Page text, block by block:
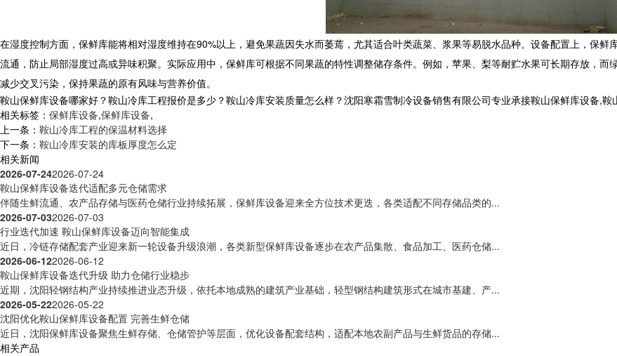
在湿度控制方面，保鲜库能将相对湿度维持在90%以上，避免果蔬因失水而萎蔫，尤其适合叶类蔬菜、浆果等易脱水品种。设备配置上，保
流通，防止局部湿度过高或异味积聚。实际应用中，保鲜库可根据不同果蔬的特性调整储存条件。例如，苹果、梨等耐贮水果可长期存放，而
减少交叉污染，保持果蔬的原有风味与营养价值。
鞍山保鲜库设备哪家好？鞍山冷库工程报价是多少？鞍山冷库安装质量怎么样？沈阳寒霜雪制冷设备销售有限公司专业承接鞍山保鲜库设备,
相关标签： 保鲜库设备,保鲜库设备,
上一条： 鞍山冷库工程的保温材料选择
下一条： 鞍山冷库安装的库板厚度怎么定
相关新闻
2026-07-242026-07-24
鞍山保鲜库设备迭代适配多元仓储需求
伴随生鲜流通、农产品存储与医药仓储行业持续拓展，保鲜库设备迎来全方位技术更迭，各类适配不同存储品类的...
2026-07-032026-07-03
行业迭代加速 鞍山保鲜库设备迈向智能集成
近日，冷链存储配套产业迎来新一轮设备升级浪潮，各类新型保鲜库设备逐步在农产品集散、食品加工、医药仓储...
2026-06-122026-06-12
鞍山保鲜库设备迭代升级 助力仓储行业稳步
近期，沈阳轻钢结构产业持续推进业态升级，依托本地成熟的建筑产业基础，轻型钢结构建筑形式在城市基建、产...
2026-05-222026-05-22
沈阳优化鞍山保鲜库设备配置 完善生鲜仓储
近日，沈阳保鲜库设备聚焦生鲜存储、仓储管护等层面，优化设备配套结构，适配本地农副产品与生鲜货品的存储...
相关产品